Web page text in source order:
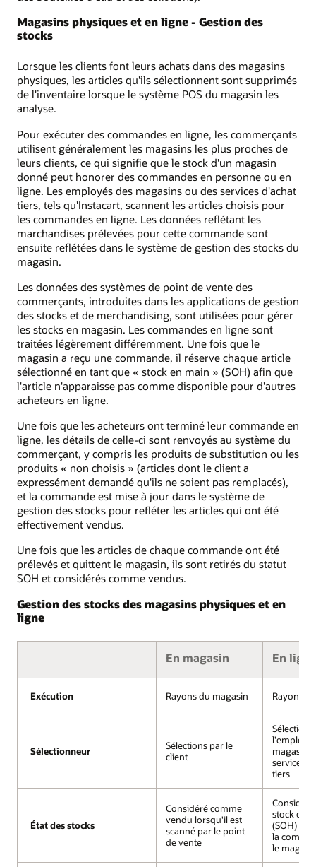
Magasins physiques et en ligne - Gestion des
stocks
Lorsque les clients font leurs achats dans des magasins
physiques, les articles qu'ils sélectionnent sont supprimés
de l'inventaire lorsque le système POS du magasin les
analyse.
Pour exécuter des commandes en ligne, les commerçants
utilisent généralement les magasins les plus proches de
leurs clients, ce qui signifie que le stock d'un magasin
donné peut honorer des commandes en personne ou en
ligne. Les employés des magasins ou des services d'achat
tiers, tels qu'Instacart, scannent les articles choisis pour
les commandes en ligne. Les données reflétant les
marchandises prélevées pour cette commande sont
ensuite reflétées dans le système de gestion des stocks du
magasin.
Les données des systèmes de point de vente des
commerçants, introduites dans les applications de gestion
des stocks et de merchandising, sont utilisées pour gérer
les stocks en magasin. Les commandes en ligne sont
traitées légèrement différemment. Une fois que le
magasin a reçu une commande, il réserve chaque article
sélectionné en tant que « stock en main » (SOH) afin que
l'article n'apparaisse pas comme disponible pour d'autres
acheteurs en ligne.
Une fois que les acheteurs ont terminé leur commande en
ligne, les détails de celle-ci sont renvoyés au système du
commerçant, y compris les produits de substitution ou les
produits « non choisis » (articles dont le client a
expressément demandé qu'ils ne soient pas remplacés),
et la commande est mise à jour dans le système de
gestion des stocks pour refléter les articles qui ont été
effectivement vendus.
Une fois que les articles de chaque commande ont été
prélevés et quittent le magasin, ils sont retirés du statut
SOH et considérés comme vendus.
Gestion des stocks des magasins physiques et en
ligne
En magasin En
Exécution Rayons du magasin Rayons
Sélectionneur
Sélections par le
client
l'employé
magasin
services
tiers
État des stocks
Considéré comme
vendu lorsqu'il est
scanné par le point
de vente
stock en
(SOH)
la
le
Exécution
Sélectionneur
État des stocks